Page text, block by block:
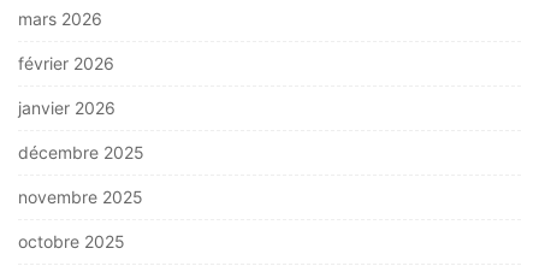
mars 2026
février 2026
janvier 2026
décembre 2025
novembre 2025
octobre 2025